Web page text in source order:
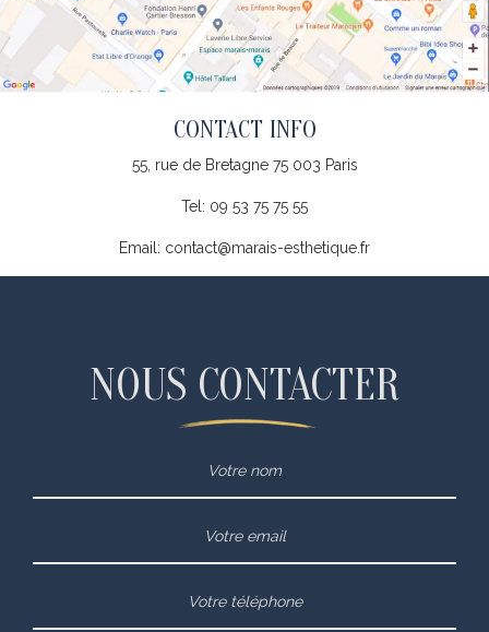
CONTACT INFO
55, rue de Bretagne 75 003 Paris
Tel: 09 53 75 75 55
Email: contact@marais-esthetique.fr
NOUS CONTACTER